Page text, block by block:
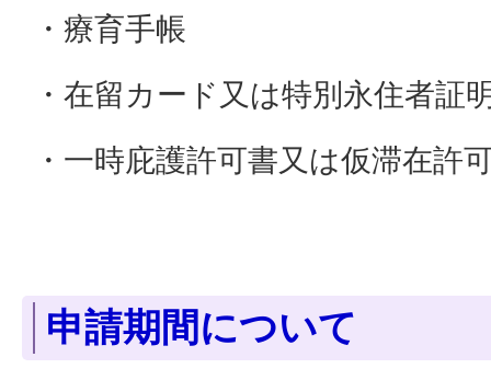
・療育手帳
・在留カード又は特別永住者証
・一時庇護許可書又は仮滞在許
申請期間について